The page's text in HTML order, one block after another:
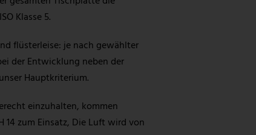
Klasse 5.
flüsterleise: je nach gewählter
der Entwicklung neben der
Hauptkriterium.
einzuhalten, kommen
zum Einsatz, Die Luft wird von